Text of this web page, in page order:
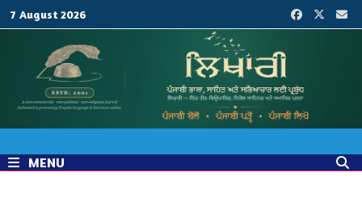
7 August 2026
MENU